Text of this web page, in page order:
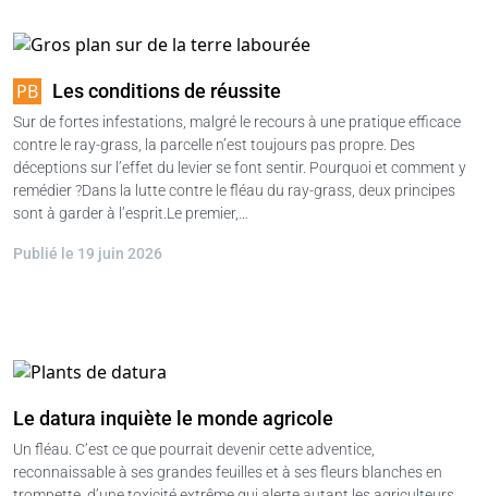
Les conditions de réussite
Sur de fortes infestations, malgré le recours à une pratique efficace
contre le ray-grass, la parcelle n’est toujours pas propre. Des
déceptions sur l’effet du levier se font sentir. Pourquoi et comment y
remédier ?Dans la lutte contre le fléau du ray-grass, deux principes
sont à garder à l’esprit.Le premier,…
Publié le 19 juin 2026
Le datura inquiète le monde agricole
Un fléau. C’est ce que pourrait devenir cette adventice,
reconnaissable à ses grandes feuilles et à ses fleurs blanches en